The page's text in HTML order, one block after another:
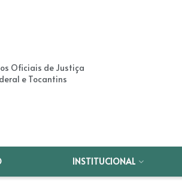
Oficiais de Justiça
e Tocantins
INSTITUCIONAL